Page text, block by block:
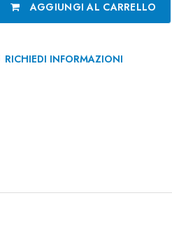
AGGIUNGI AL CARRELLO
RICHIEDI INFORMAZIONI